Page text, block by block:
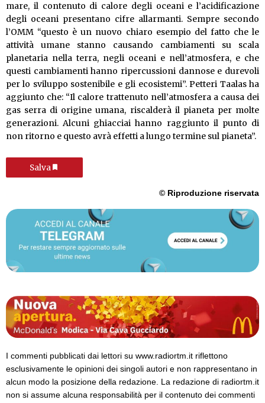
mare, il contenuto di calore degli oceani e l’acidificazione
degli oceani presentano cifre allarmanti. Sempre secondo
l’OMM “questo è un nuovo chiaro esempio del fatto che le
attività umane stanno causando cambiamenti su scala
planetaria nella terra, negli oceani e nell’atmosfera, e che
questi cambiamenti hanno ripercussioni dannose e durevoli
per lo sviluppo sostenibile e gli ecosistemi”. Petteri Taalas ha
aggiunto che: “Il calore trattenuto nell’atmosfera a causa dei
gas serra di origine umana, riscalderà il pianeta per molte
generazioni. Alcuni ghiacciai hanno raggiunto il punto di
non ritorno e questo avrà effetti a lungo termine sul pianeta”.
Salva
© Riproduzione riservata
I commenti pubblicati dai lettori su www.radiortm.it riflettono
esclusivamente le opinioni dei singoli autori e non rappresentano in
alcun modo la posizione della redazione. La redazione di radiortm.it
non si assume alcuna responsabilità per il contenuto dei commenti